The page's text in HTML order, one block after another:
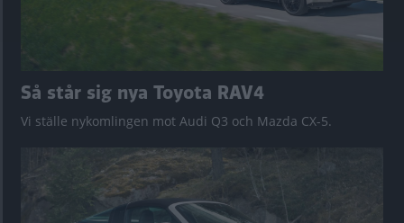
Så står sig nya Toyota RAV4
Vi ställe nykomlingen mot Audi Q3 och Mazda CX-5.